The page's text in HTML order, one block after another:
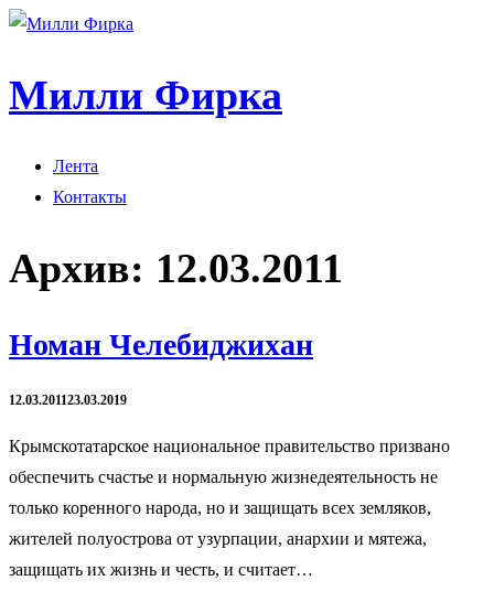
Милли Фирка
Лента
Контакты
Архив: 12.03.2011
Номан Челебиджихан
12.03.201123.03.2019
Крымскотатарское национальное правительство призвано
обеспечить счастье и нормальную жизнедеятельность не
только коренного народа, но и защищать всех земляков,
жителей полуострова от узурпации, анархии и мятежа,
защищать их жизнь и честь, и считает…